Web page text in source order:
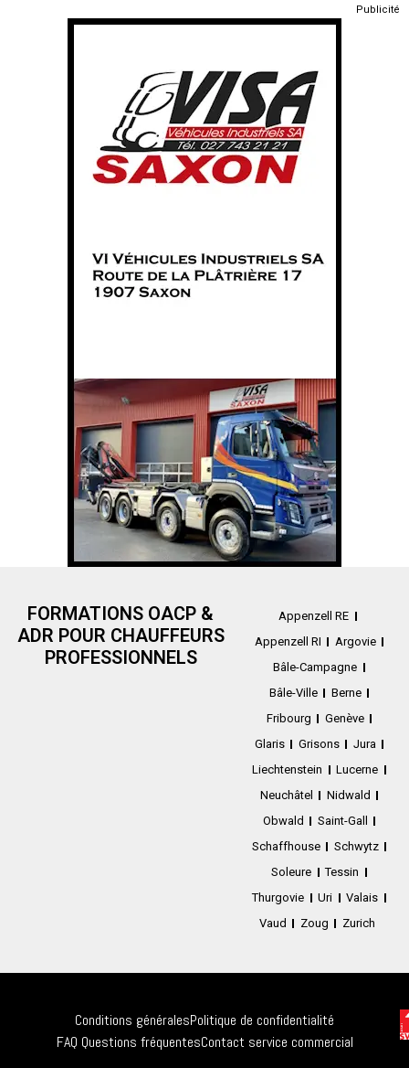
Publicité
FORMATIONS OACP &
ADR POUR CHAUFFEURS
PROFESSIONNELS
Appenzell RE
Appenzell RI
Argovie
Bâle-Campagne
Bâle-Ville
Berne
Fribourg
Genève
Glaris
Grisons
Jura
Liechtenstein
Lucerne
Neuchâtel
Nidwald
Obwald
Saint-Gall
Schaffhouse
Schwytz
Soleure
Tessin
Thurgovie
Uri
Valais
Vaud
Zoug Zurich
Conditions généralesPolitique de confidentialité
FAQ Questions fréquentesContact service commercial